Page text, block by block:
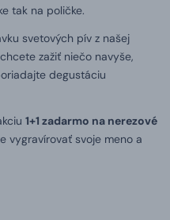
tak na poličke.
svetových pív z našej
zažiť niečo navyše,
degustáciu
1+1 zadarmo na nerezové
vygravírovať svoje meno a